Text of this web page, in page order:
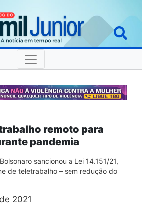
remoto para
pandemia
sancionou a Lei 14.151/21,
de teletrabalho – sem redução do
2021